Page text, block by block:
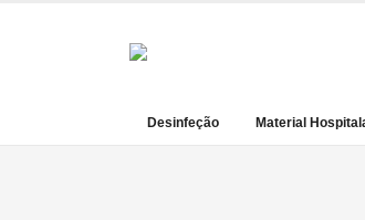
Desinfeção Material